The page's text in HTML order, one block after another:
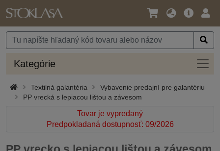
Jazyk
Mena
Hlavná
Kategórie
Textilná galantéria
Vybavenie predajní pre galantériu
PP vrecká s lepiacou lištou a závesom
Tovar je vypredaný
Predpokladaná dostupnosť: 09/2026